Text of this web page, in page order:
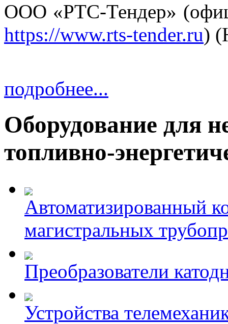
ООО «РТС-Тендер»
https://www.rts-tender.ru)
подробнее...
Оборудование для
топливно-
Автоматизированный
магистральных
Преобразователи
Устройства